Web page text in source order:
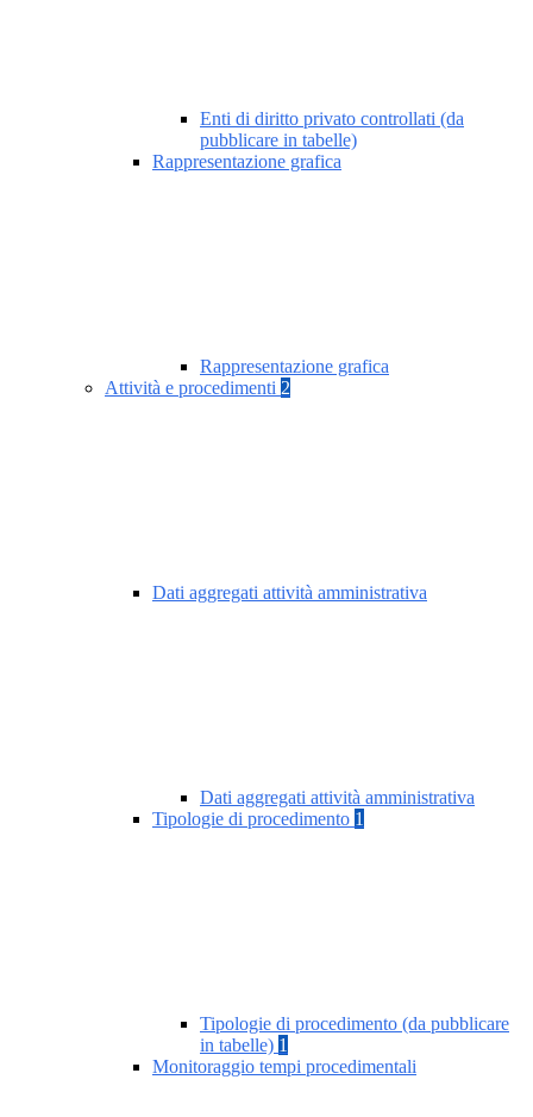
Enti di diritto privato controllati (da
pubblicare in tabelle)
Rappresentazione grafica
Rappresentazione grafica
Attività e procedimenti 2
Dati aggregati attività amministrativa
Dati aggregati attività amministrativa
Tipologie di procedimento 1
Tipologie di procedimento (da pubblicare
in tabelle) 1
Monitoraggio tempi procedimentali